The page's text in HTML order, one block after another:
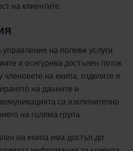
на клиентите.
на полеви услуги
и осигурява достъпен поток
на екипа, отделите и
на данните и
са изключително
на голяма група.
на екипа има достъп до